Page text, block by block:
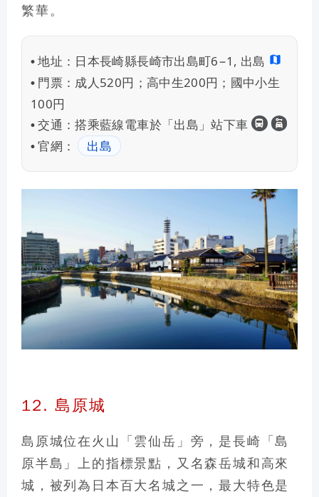
繁華。
• 地址： 日本長崎縣長崎市出島町6−1, 出島
• 門票： 成人520円；高中生200円；國中小生
100円
• 交通：搭乘藍線電車於「出島」站下車 長崎交通
租車
• 官網： 出島
12. 島原城
島原城位在火山「雲仙岳」旁，是長崎「島
原半島」上的指標景點，又名森岳城和高來
城， 被列為日本百大名城之一 ，最大特色是